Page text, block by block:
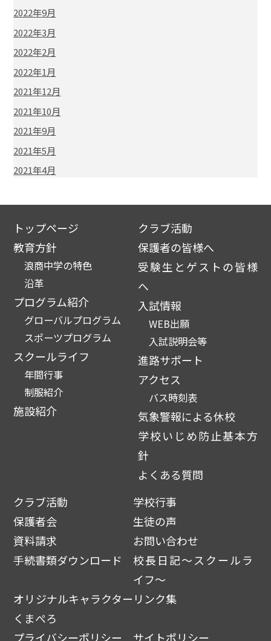
2022年9月
2022年3月
2022年2月
2022年1月
2021年12月
2021年10月
2021年9月
2021年5月
2021年4月
トップページ
教育方針
浪商中学の特色
沿革
プログラム紹介
グローバルプログラム
スポーツプログラム
スクールライフ
年間行事
制服紹介
施設紹介
クラブ活動
保護者の皆様へ
受験生とゲストの皆様
へ
入試情報
WEB出願
入試説明会等
進路サポート
アクセス
バス時刻表
気象警報による休校
学校いじめ防止基本方
針
よくある質問
クラブ活動
学校行事
保護者会
生徒の声
資料請求
お問い合わせ
手続書類ダウンロード
校長日記～スクールラ
イフ～
オリジナルキャラクター
くまぺろ
リンク集
プライバシーポリシー サイトポリシー